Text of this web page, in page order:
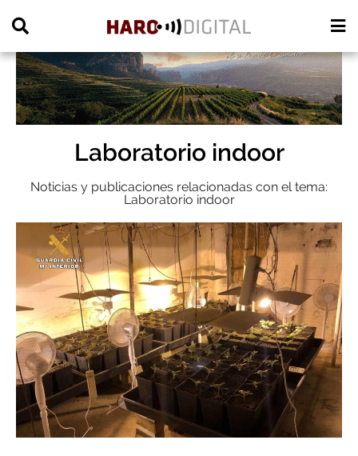
Laboratorio indoor
Noticias y publicaciones relacionadas con el tema:
Laboratorio indoor